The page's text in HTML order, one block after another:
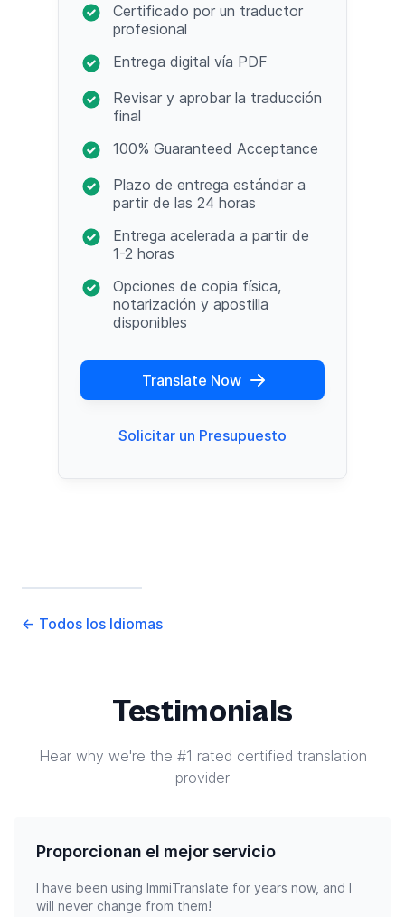
Certificado por un traductor
profesional
Entrega digital vía PDF
Revisar y aprobar la traducción
final
100% Guaranteed Acceptance
Plazo de entrega estándar a
partir de las 24 horas
Entrega acelerada a partir de
1-2 horas
Opciones de copia física,
notarización y apostilla
disponibles
Translate Now
Solicitar un Presupuesto
← Todos los Idiomas
Testimonials
Hear why we're the #1 rated certified translation
provider
Proporcionan el mejor servicio
I have been using ImmiTranslate for years now, and I
will never change from them!